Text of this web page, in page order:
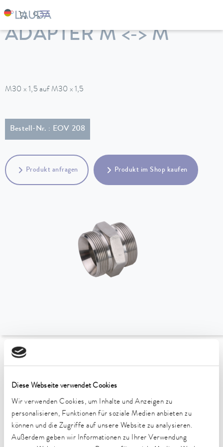
Diese Webseite verwendet Cookies
Wir verwenden Cookies, um Inhalte und Anzeigen zu
personalisieren, Funktionen für soziale Medien anbieten zu
können und die Zugriffe auf unsere Website zu analysieren.
Außerdem geben wir Informationen zu Ihrer Verwendung
LAUDA Temperiergeräte
ADAPTER M <-> M
M30 x 1,5 auf M30 x 1,5
Bestell-Nr. : EOV 208
Produkt anfragen Produkt im Shop kaufen
Technische Merkmale (nach
DIN 12876)
Material